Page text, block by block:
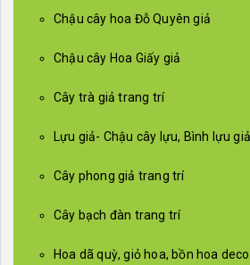
Chậu cây hoa Đỗ Quyên giả
Chậu cây Hoa Giấy giả
Cây trà giả trang trí
Lựu giả- Chậu cây lựu, Bình lựu
Cây phong giả trang trí
Cây bạch đàn trang trí
Hoa dã quỳ, giỏ hoa, bồn hoa